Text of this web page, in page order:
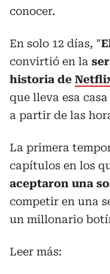
conocer.
En solo 12 días, "
convirtió en la
historia de
que lleva esa
a partir de las
La primera
capítulos en los
aceptaron una
competir en una
un millonario
Leer más: